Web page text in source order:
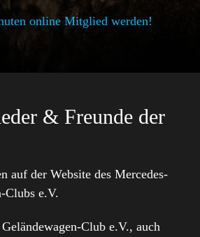
online Mitglied werden!
& Freunde der
auf der Website des Mercedes-
Clubs e.V.
Club e.V., auch